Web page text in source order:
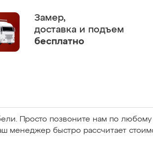
Замер,
доставка и подъем
бесплатно
Просто позвоните нам по
менеджер быстро рассчитает